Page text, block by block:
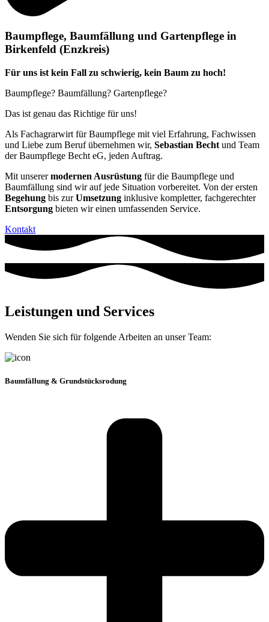
Baumpflege, Baumfällung und Gartenpflege in
Birkenfeld (Enzkreis)
Für uns ist kein Fall zu schwierig, kein Baum zu hoch!
Baumpflege? Baumfällung? Gartenpflege?
Das ist genau das Richtige für uns!
Als Fachagrarwirt für Baumpflege mit viel Erfahrung, Fachwissen
und Liebe zum Beruf übernehmen wir, Sebastian Becht und Team
der Baumpflege Becht eG, jeden Auftrag.
Mit unserermodernen Ausrüstung für die Baumpflege und
Baumfällung sind wir auf jede Situation vorbereitet. Von der ersten
Begehung bis zurUmsetzung inklusive kompletter, fachgerechter
Entsorgung bieten wir einen umfassenden Service.
Kontakt
Leistungen und Services
Wenden Sie sich für folgende Arbeiten an unser Team:
Baumfällung & Grundstücksrodung